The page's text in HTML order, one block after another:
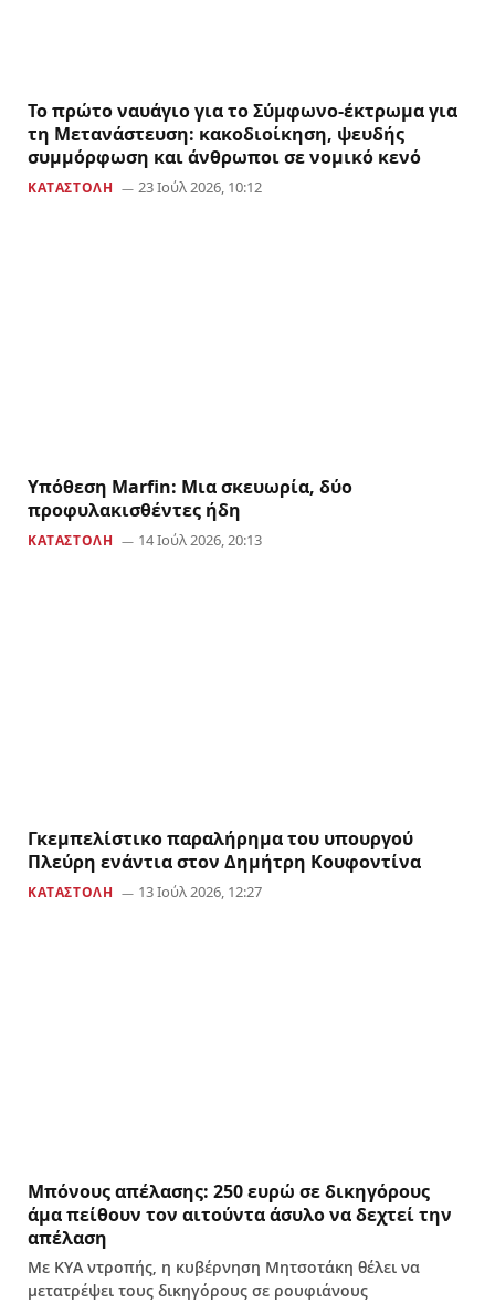
Το πρώτο ναυάγιο για το Σύμφωνο-έκτρωμα για
τη Μετανάστευση: κακοδιοίκηση, ψευδής
συμμόρφωση και άνθρωποι σε νομικό κενό
ΚΑΤΑΣΤΟΛΗ 23 Ιούλ 2026, 10:12
Υπόθεση Marfin: Μια σκευωρία, δύο
προφυλακισθέντες ήδη
ΚΑΤΑΣΤΟΛΗ 14 Ιούλ 2026, 20:13
Γκεμπελίστικο παραλήρημα του υπουργού
Πλεύρη ενάντια στον Δημήτρη Κουφοντίνα
ΚΑΤΑΣΤΟΛΗ 13 Ιούλ 2026, 12:27
Μπόνους απέλασης: 250 ευρώ σε δικηγόρους
άμα πείθουν τον αιτούντα άσυλο να δεχτεί την
απέλαση
Με ΚΥΑ ντροπής, η κυβέρνηση Μητσοτάκη θέλει να
μετατρέψει τους δικηγόρους σε ρουφιάνους